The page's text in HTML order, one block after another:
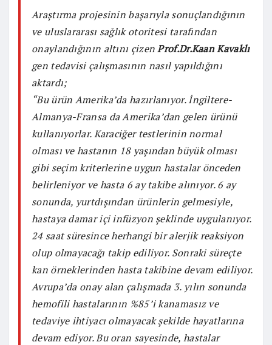
Araştırma projesinin başarıyla sonuçlandığının
ve uluslararası sağlık otoritesi tarafından
onaylandığının altını çizenProf.Dr.Kaan Kavaklı
gen tedavisi çalışmasının nasıl yapıldığını
aktardı;
“Bu ürün Amerika’da hazırlanıyor. İngiltere-
Almanya-Fransa da Amerika’dan gelen ürünü
kullanıyorlar. Karaciğer testlerinin normal
olması ve hastanın 18 yaşından büyük olması
gibi seçim kriterlerine uygun hastalar önceden
belirleniyor ve hasta 6 ay takibe alınıyor. 6 ay
sonunda, yurtdışından ürünlerin gelmesiyle,
hastaya damar içi infüzyon şeklinde uygulanıyor.
24 saat süresince herhangi bir alerjik reaksiyon
olup olmayacağı takip ediliyor. Sonraki süreçte
kan örneklerinden hasta takibine devam ediliyor.
Avrupa’da onay alan çalışmada 3. yılın sonunda
hemofili hastalarının %85’i kanamasız ve
tedaviye ihtiyacı olmayacak şekilde hayatlarına
devam ediyor. Bu oran sayesinde, hastalar